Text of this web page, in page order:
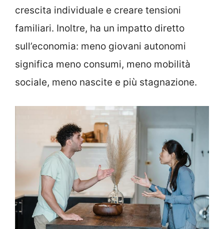
crescita individuale e creare tensioni
familiari. Inoltre, ha un impatto diretto
sull’economia: meno giovani autonomi
significa meno consumi, meno mobilità
sociale, meno nascite e più stagnazione.